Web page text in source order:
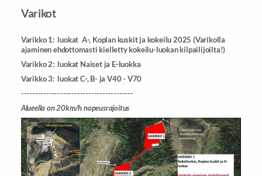
Varikot
Varikko 1: luokat A-, Koplan kuskit ja kokeilu 2025 (Varikolla
ajaminen ehdottomasti kielletty kokeilu-luokan kilpailijoilta!)
Varikko 2: luokat Naiset ja E-luokka
Varikko 3: luokat C-, B- ja V40 - V70
----------------------------------------
Alueella on 20km/h nopeusrajoitus